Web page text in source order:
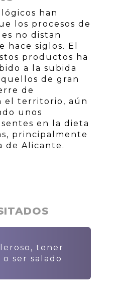
han
los procesos de
no distan
hace siglos. El
productos ha
a la subida
de gran
de
el territorio, aún
unos
en la dieta
principalmente
de Alicante.
tener
o ser salado